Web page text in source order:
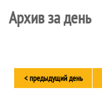
Архив за день
< предыдущий день